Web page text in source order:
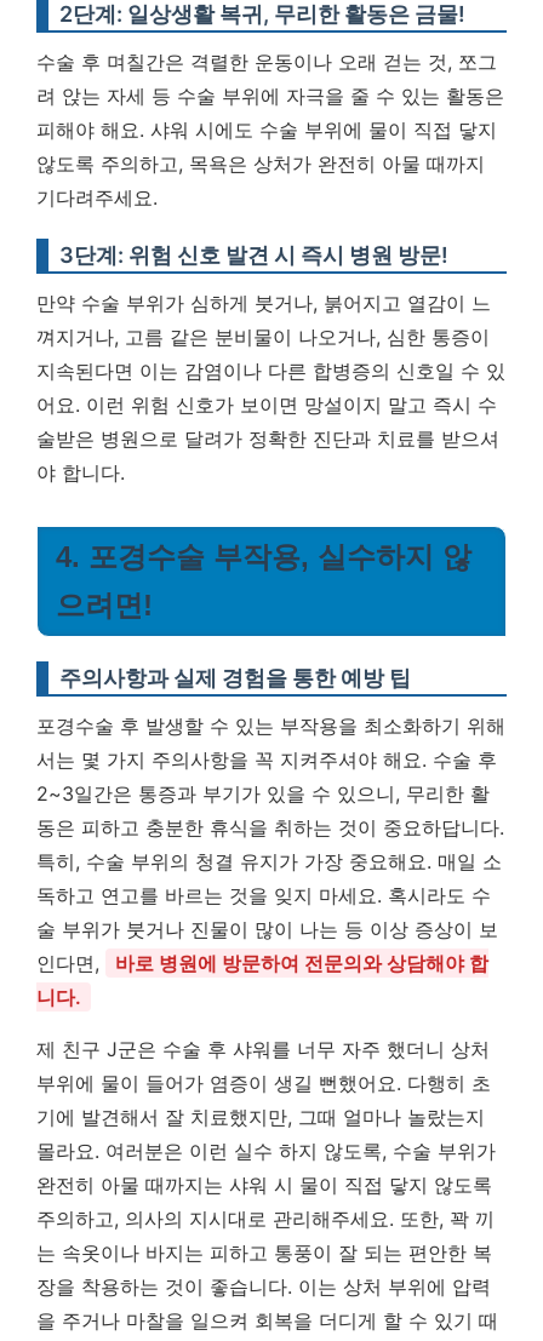
2단계: 일상생활 복귀, 무리한 활동은 금물!
수술 후 며칠간은 격렬한 운동이나 오래 걷는 것, 쪼그
려 앉는 자세 등 수술 부위에 자극을 줄 수 있는 활동은
피해야 해요. 샤워 시에도 수술 부위에 물이 직접 닿지
않도록 주의하고, 목욕은 상처가 완전히 아물 때까지
기다려주세요.
3단계: 위험 신호 발견 시 즉시 병원 방문!
만약 수술 부위가 심하게 붓거나, 붉어지고 열감이 느
껴지거나, 고름 같은 분비물이 나오거나, 심한 통증이
지속된다면 이는 감염이나 다른 합병증의 신호일 수 있
어요. 이런 위험 신호가 보이면 망설이지 말고 즉시 수
술받은 병원으로 달려가 정확한 진단과 치료를 받으셔
야 합니다.
4. 포경수술 부작용, 실수하지 않
으려면!
주의사항과 실제 경험을 통한 예방 팁
포경수술 후 발생할 수 있는 부작용을 최소화하기 위해
서는 몇 가지 주의사항을 꼭 지켜주셔야 해요. 수술 후
2~3일간은 통증과 부기가 있을 수 있으니, 무리한 활
동은 피하고 충분한 휴식을 취하는 것이 중요하답니다.
특히, 수술 부위의 청결 유지가 가장 중요해요. 매일 소
독하고 연고를 바르는 것을 잊지 마세요. 혹시라도 수
술 부위가 붓거나 진물이 많이 나는 등 이상 증상이 보
인다면,
바로 병원에 방문하여 전문의와 상담해야 합
니다.
제 친구 J군은 수술 후 샤워를 너무 자주 했더니 상처
부위에 물이 들어가 염증이 생길 뻔했어요. 다행히 초
기에 발견해서 잘 치료했지만, 그때 얼마나 놀랐는지
몰라요. 여러분은 이런 실수 하지 않도록, 수술 부위가
완전히 아물 때까지는 샤워 시 물이 직접 닿지 않도록
주의하고, 의사의 지시대로 관리해주세요. 또한, 꽉 끼
는 속옷이나 바지는 피하고 통풍이 잘 되는 편안한 복
장을 착용하는 것이 좋습니다. 이는 상처 부위에 압력
을 주거나 마찰을 일으켜 회복을 더디게 할 수 있기 때